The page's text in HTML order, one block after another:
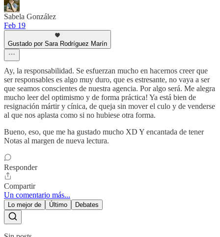
Sabela González
Feb 19
Gustado por Sara Rodríguez Marín
Ay, la responsabilidad. Se esfuerzan mucho en hacernos creer que
ser responsables es algo muy duro, que es estresante, no vaya a ser
que seamos conscientes de nuestra agencia. Por algo será. Me alegra
mucho leer del optimismo y de forma práctica! Ya está bien de
resignación mártir y cínica, de queja sin mover el culo y de venderse
al que nos aplasta como si no hubiese otra forma.
Bueno, eso, que me ha gustado mucho XD Y encantada de tener
Notas al margen de nueva lectura.
Responder
Compartir
Un comentario más...
Lo mejor de Último Debates